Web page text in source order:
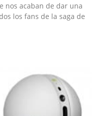
nos acaban de dar una
los fans de la saga de